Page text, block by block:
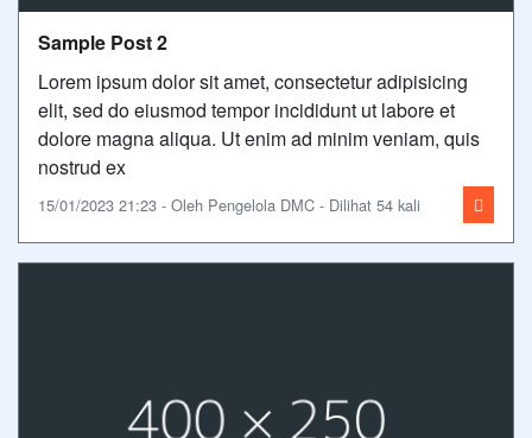
Sample Post 2
Lorem ipsum dolor sit amet, consectetur adipisicing
elit, sed do eiusmod tempor incididunt ut labore et
dolore magna aliqua. Ut enim ad minim veniam, quis
nostrud ex
15/01/2023 21:23 - Oleh Pengelola DMC - Dilihat 54 kali